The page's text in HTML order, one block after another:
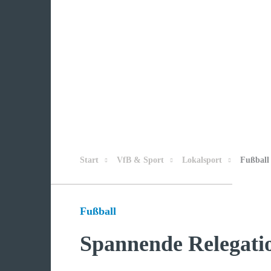
Start VfB & Sport Lokalsport Fußball
Fußball
Spannende